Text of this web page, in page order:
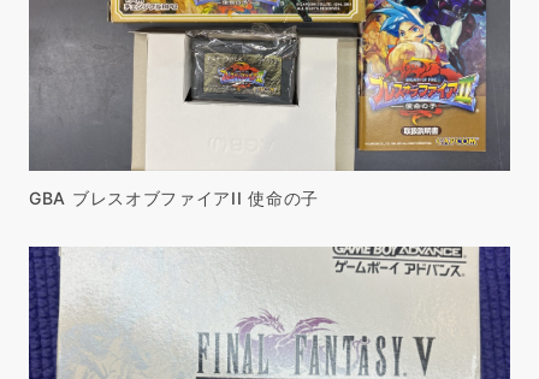
GBA ブレスオブファイアII 使命の子